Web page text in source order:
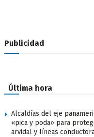
Publicidad
Última hora
Alcaldías del eje
«pica y poda» para
arvidal y líneas